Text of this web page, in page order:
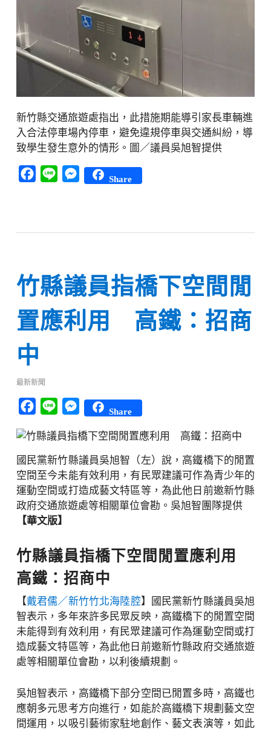
新竹縣交通旅遊處指出，此措施期能導引家長車輛進
入合法停車場內停車，避免違規停車與交通糾紛，導
致學生發生意外的情形。圖／議員吳旭智提供
Facebook
Line Messenger
Share
竹縣議員指橋下空間閒
置應利用 高鐵：招商
中
最新新聞
Facebook
Line Messenger
Share
國民黨新竹縣議員吳旭智（左）說，高鐵橋下的閒置
空間至今未能有效利用，有民眾建議可作為青少年的
運動空間或打造成藝文特區等，為此他日前邀新竹縣
政府交通旅遊處等相關單位會勘。吳旭智團隊提供
【華文版】
竹縣議員指橋下空間閒置應利用
高鐵：招商中
【戴君儒／新竹竹北海陸腔】國民黨新竹縣議員吳旭
智表示，多年來許多民眾反映，高鐵橋下的閒置空間
未能得到有效利用，有民眾建議可作為運動空間或打
造成藝文特區等，為此他日前邀新竹縣政府交通旅遊
處等相關單位會勘，以利後續規劃。
吳旭智表示，高鐵橋下部分空間已閒置多時，高鐵也
應朝多元思考方向進行，如能於高鐵橋下規劃藝文空
間運用，以吸引藝術家駐地創作、藝文表演等，如此